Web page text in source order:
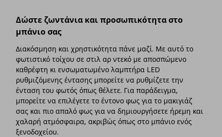
Δώστε ζωντάνια και προσωπικότητα στο
μπάνιο σας
Διακόσμηση και χρηστικότητα πάνε μαζί. Με αυτό το
φωτιστικό τοίχου σε στιλ αρ ντεκό με αποσπώμενο
καθρέφτη κι ενσωματωμένο λαμπτήρα LED
ρυθμιζόμενης έντασης μπορείτε να ρυθμίζετε την
ένταση του φωτός όπως θέλετε. Για παράδειγμα,
μπορείτε να επιλέγετε το έντονο φως για το μακιγιάζ
σας και πιο απαλό φως για να δημιουργήσετε ήρεμη και
χαλαρή ατμόσφαιρα, ακριβώς όπως στο μπάνιο ενός
ξενοδοχείου.